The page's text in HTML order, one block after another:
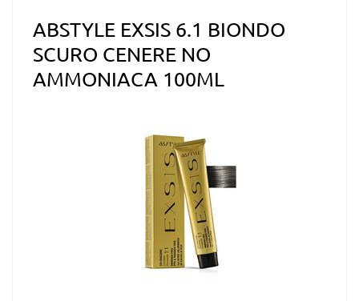
ABSTYLE EXSIS 6.1 BIONDO
SCURO CENERE NO
AMMONIACA 100ML